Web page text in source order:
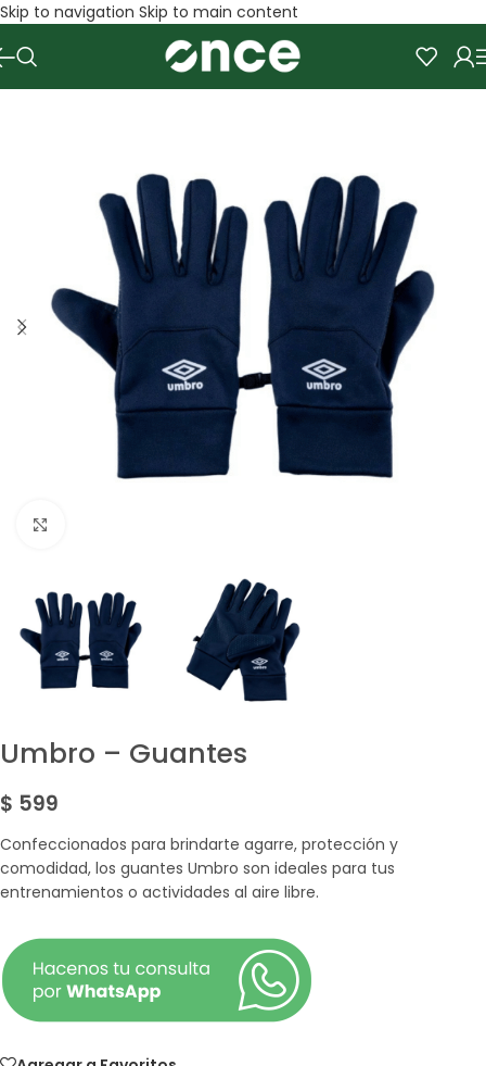
Skip to navigation Skip to main content
Umbro – Guantes
$ 599
Confeccionados para brindarte agarre, protección y
comodidad, los guantes Umbro son ideales para tus
entrenamientos o actividades al aire libre.